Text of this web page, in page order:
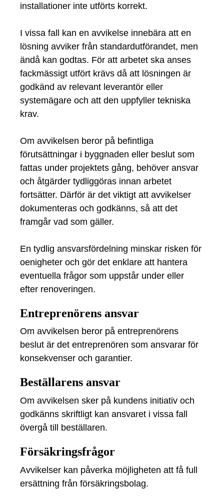
installationer inte utförts korrekt.
I vissa fall kan en avvikelse innebära att en
lösning avviker från standardutförandet, men
ändå kan godtas. För att arbetet ska anses
fackmässigt utfört krävs då att lösningen är
godkänd av relevant leverantör eller
systemägare och att den uppfyller tekniska
krav.
Om avvikelsen beror på befintliga
förutsättningar i byggnaden eller beslut som
fattas under projektets gång, behöver ansvar
och åtgärder tydliggöras innan arbetet
fortsätter. Därför är det viktigt att avvikelser
dokumenteras och godkänns, så att det
framgår vad som gäller.
En tydlig ansvarsfördelning minskar risken för
oenigheter och gör det enklare att hantera
eventuella frågor som uppstår under eller
efter renoveringen.
Entreprenörens ansvar
Om avvikelsen beror på entreprenörens
beslut är det entreprenören som ansvarar för
konsekvenser och garantier.
Beställarens ansvar
Om avvikelsen sker på kundens initiativ och
godkänns skriftligt kan ansvaret i vissa fall
övergå till beställaren.
Försäkringsfrågor
Avvikelser kan påverka möjligheten att få full
ersättning från försäkringsbolag.